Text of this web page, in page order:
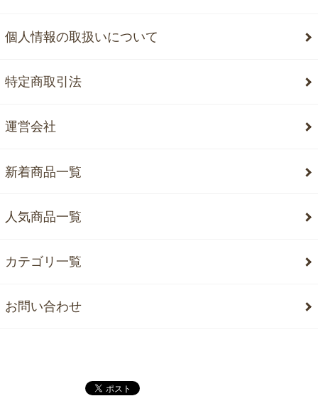
個人情報の取扱いについて
特定商取引法
運営会社
新着商品一覧
人気商品一覧
カテゴリ一覧
お問い合わせ